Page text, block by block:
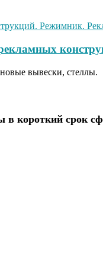
вывески, стеллы.
короткий срок